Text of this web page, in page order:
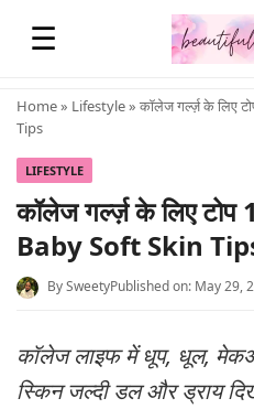
☰
HOME
QUOTES
LIFESTYLE
FASHION & STYLE
Home» Lifestyle» कॉलेज गर्ल्ज़ के लिए
Tips
LIFESTYLE
कॉलेज गर्ल्ज़ के लिए टोप
Baby Soft Skin
BySweetyPublished on: May 29,
कॉलेज लाइफ में धूप, धूल,
स्किन जल्दी डल और ड्राय